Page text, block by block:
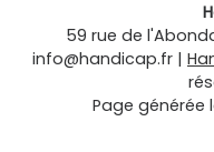
59 rue de
info@handicap.fr |
Page générée